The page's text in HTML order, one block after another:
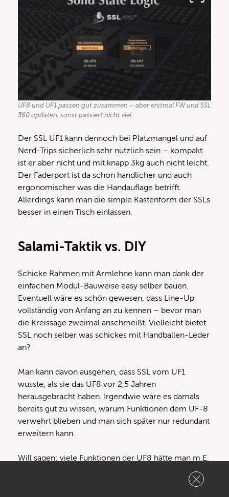
UF8 und UF1 passen gut zusammen – aber erstmal FW und SSL
360 updaten, sonst passiert nicht viel.
Der SSL UF1 kann dennoch bei Platzmangel und auf
Nerd-Trips sicherlich sehr nützlich sein – kompakt
ist er aber nicht und mit knapp 3kg auch nicht leicht.
Der Faderport ist da schon handlicher und auch
ergonomischer was die Handauflage betrifft.
Allerdings kann man die simple Kastenform der SSLs
besser in einen Tisch einlassen.
Salami-Taktik vs. DIY
Schicke Rahmen mit Armlehne kann man dank der
einfachen Modul-Bauweise easy selber bauen.
Eventuell wäre es schön gewesen, dass Line-Up
vollständig von Anfang an zu kennen – bevor man
die Kreissäge zweimal anschmeißt. Vielleicht bietet
SSL noch selber was schickes mit Handballen-Leder
an?
Man kann davon ausgehen, dass SSL vom UF1
wusste, als sie das UF8 vor 2,5 Jahren
herausgebracht haben. Irgendwie wäre es damals
bereits gut zu wissen, warum Funktionen dem UF-8
verwehrt blieben und man sich später nur redundant
erweitern kann.
Will sagen: viele Funktionen der UF8 hätte man m.E.
nach exklusiv auf den UF1 packen können und den
UF8 als reinen Fader-Pack anbieten. Bei Vollausbau